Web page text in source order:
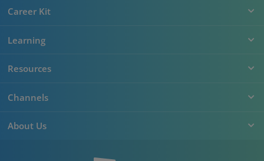
Career Kit
Learning
Resources
Channels
About Us